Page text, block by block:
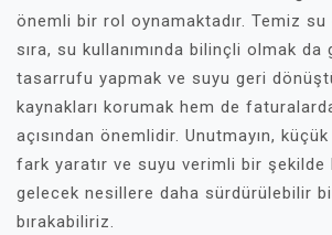
önemli bir rol oynamaktadır. Temiz su
sıra, su kullanımında bilinçli olmak da
tasarrufu yapmak ve suyu geri
kaynakları korumak hem de
açısından önemlidir. Unutmayın,
fark yaratır ve suyu verimli bir şekilde
gelecek nesillere daha sürdürülebilir
bırakabiliriz.